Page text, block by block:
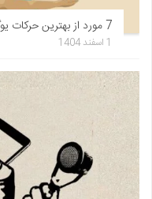
7 مورد از بهترین حرکات یوگا برای تسکین استرس
1 اسفند 1404